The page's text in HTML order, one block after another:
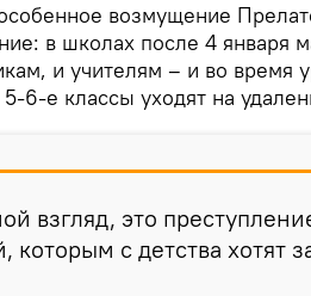
возмущение
в школах после 4 января
и учителям – и во время
6-е классы уходят на
взгляд, это
которым с детства хотят